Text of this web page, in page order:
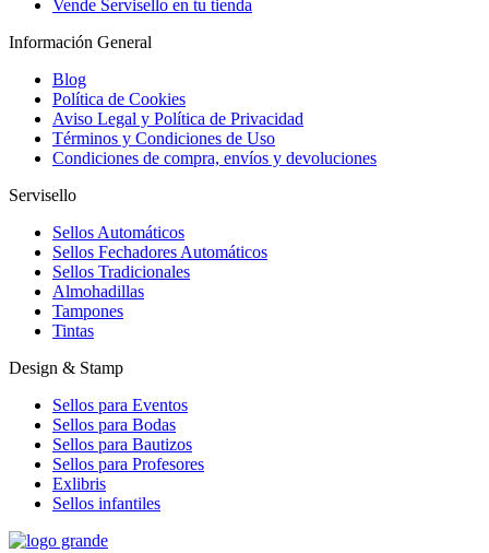
Vende Servisello en tu tienda
Información General
Blog
Política de Cookies
Aviso Legal y Política de Privacidad
Términos y Condiciones de Uso
Condiciones de compra, envíos y devoluciones
Servisello
Sellos Automáticos
Sellos Fechadores Automáticos
Sellos Tradicionales
Almohadillas
Tampones
Tintas
Design & Stamp
Sellos para Eventos
Sellos para Bodas
Sellos para Bautizos
Sellos para Profesores
Exlibris
Sellos infantiles